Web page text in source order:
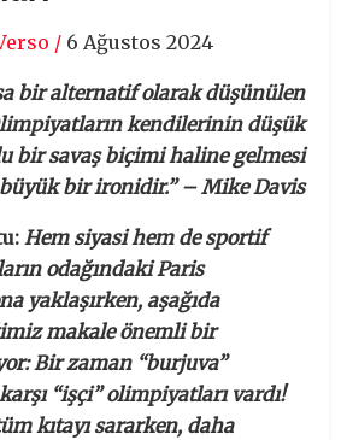
/ 6 Ağustos 2024
bir alternatif olarak düşünülen
kendilerinin düşük
bir savaş biçimi haline gelmesi
büyük bir ironidir.” – Mike Davis
Hem siyasi hem de sportif
odağındaki Paris
yaklaşırken, aşağıda
makale önemli bir
Bir zaman “burjuva”
“işçi” olimpiyatları vardı!
kıtayı sararken, daha